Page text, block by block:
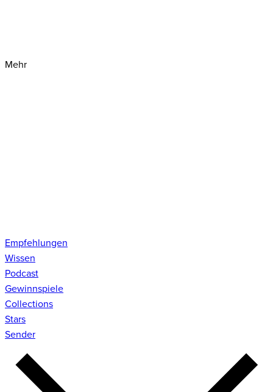
Mehr
Empfehlungen
Wissen
Podcast
Gewinnspiele
Collections
Stars
Sender